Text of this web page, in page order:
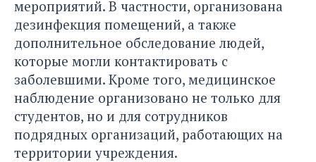
мероприятий. В частности, организована
дезинфекция помещений, а также
дополнительное обследование людей,
которые могли контактировать с
заболевшими. Кроме того, медицинское
наблюдение организовано не только для
студентов, но и для сотрудников
подрядных организаций, работающих на
территории учреждения.